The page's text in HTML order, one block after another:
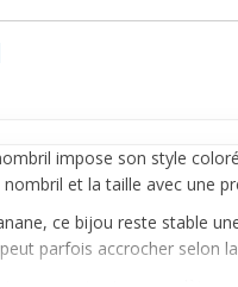
impose son style
et la taille avec une
, ce bijou reste stable
parfois accrocher selon